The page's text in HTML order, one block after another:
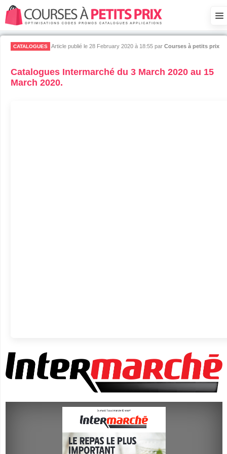
CATALOGUES Article publié le 28 February 2020 à 18:55 par Courses à petits prix
Catalogues Intermarché du 3 March 2020 au 15
March 2020.